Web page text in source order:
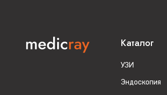
Каталог
УЗИ
Эндоскопия